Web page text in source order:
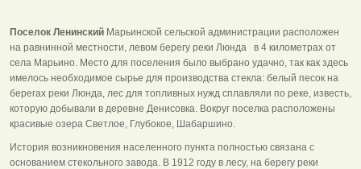
Поселок Ленинский Марьинской сельской администрации расположен
на равнинной местности, левом берегу реки Люнда в 4 километрах от
села Марьино. Место для поселения было выбрано удачно, так как здесь
имелось необходимое сырье для производства стекла: белый песок на
берегах реки Люнда, лес для топливных нужд сплавляли по реке, известь,
которую добывали в деревне Денисовка. Вокруг поселка расположены
красивые озера Светлое, Глубокое, Шабаршино.
История возникновения населенного пункта полностью связана с
основанием стекольного завода. В 1912 году в лесу, на берегу реки